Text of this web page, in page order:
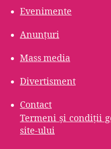
Evenimente
Anunțuri
Mass media
Divertisment
Contact
Termeni şi condiţii
site-ului